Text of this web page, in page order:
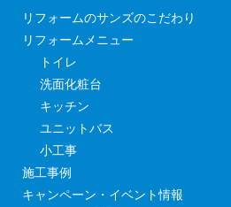
リフォームのサンズのこだわり
リフォームメニュー
トイレ
洗面化粧台
キッチン
ユニットバス
小工事
施工事例
キャンペーン・イベント情報